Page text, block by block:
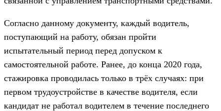
Согласно данному документу, каждый водитель,
поступающий на работу, обязан пройти
испытательный период перед допуском к
самостоятельной работе. Ранее, до конца 2020 года,
стажировка проводилась только в трёх случаях: при
первом трудоустройстве в качестве водителя, если
кандидат не работал водителем в течение последнего